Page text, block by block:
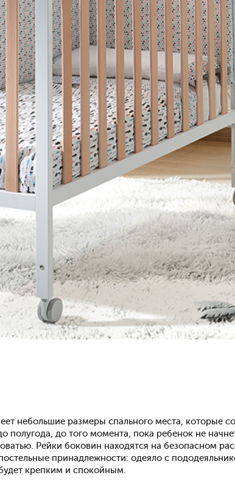
небольшие размеры спального места, которые
до того момента, пока ребенок не
Рейки боковин находятся на безопасном
принадлежности: одеяло с
крепким и спокойным.